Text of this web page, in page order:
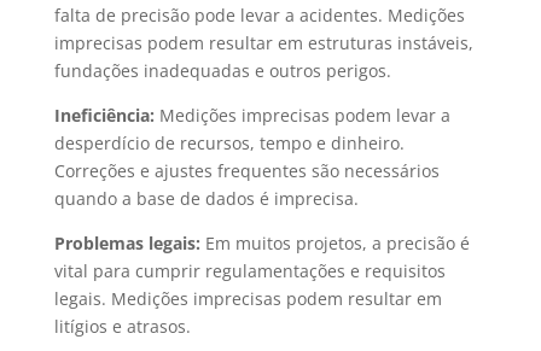
falta de precisão pode levar a acidentes. Medições
imprecisas podem resultar em estruturas instáveis,
fundações inadequadas e outros perigos.
Ineficiência: Medições imprecisas podem levar a
desperdício de recursos, tempo e dinheiro.
Correções e ajustes frequentes são necessários
quando a base de dados é imprecisa.
Problemas legais: Em muitos projetos, a precisão é
vital para cumprir regulamentações e requisitos
legais. Medições imprecisas podem resultar em
litígios e atrasos.